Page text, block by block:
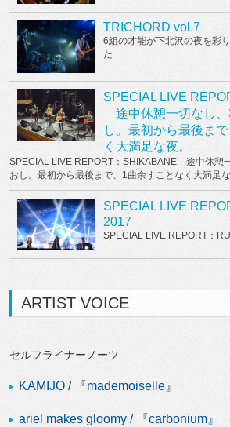
TRICHORD vol.7
6組の才能が下北沢の夜を彩
た
SPECIAL LIVE
途中休憩一切なし、
し。最初から最後ま
く大満足な夜。
SPECIAL LIVE REPORT：SHIKABANE 途中休憩
おし。最初から最後まで、1曲余すことなく大満足な
SPECIAL LIVE
2017
SPECIAL LIVE REPORT：
ARTIST VOICE
セルフライナーノーツ
KAMIJO / 『mademoiselle』
ariel makes gloomy / 『carbonium』